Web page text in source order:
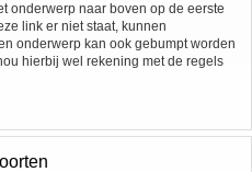
onderwerp naar boven op de eerste
link er niet staat, kunnen
onderwerp kan ook gebumpt worden
hierbij wel rekening met de regels